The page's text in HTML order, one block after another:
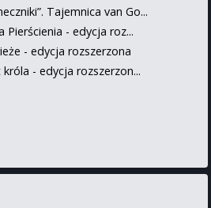
Tajemnica van Go...
Pierścienia - edycja roz...
- edycja rozszerzona
- edycja rozszerzon...